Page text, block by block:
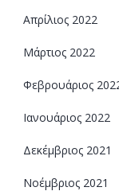
Απρίλιος 2022
Μάρτιος 2022
Φεβρουάριος
Ιανουάριος 2022
Δεκέμβριος 2021
Νοέμβριος 2021